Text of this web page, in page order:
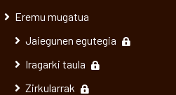
Eremu mugatua
Jaiegunen egutegia
Iragarki taula
Zirkularrak